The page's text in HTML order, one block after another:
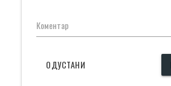
Коментар
ОДУСТАНИ